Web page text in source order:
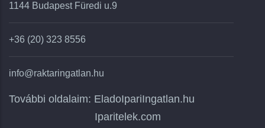
1144 Budapest Füredi u.9
+36 (20) 323 8556
info@raktaringatlan.hu
További oldalaim: EladoIpariIngatlan.hu
Iparitelek.com